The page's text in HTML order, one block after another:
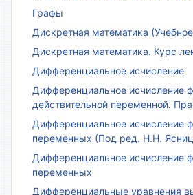
Графы
Дискретная математика
Дискретная математика. Курс
Дифференциальное исчисление
Дифференциальное исчисление
действительной переменной.
Дифференциальное исчисление
переменных (Под ред. Н.Н.
Дифференциальное исчисление
переменных
Дифференциальные уравнения